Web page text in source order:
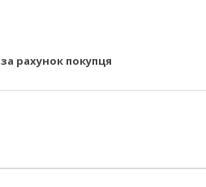
за рахунок покупця